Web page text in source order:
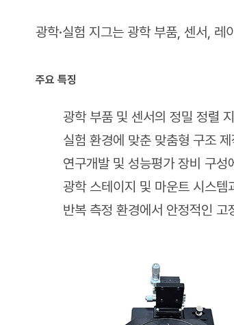
광학·실험 지그는 광학 부품, 센서,
주요 특징
광학 부품 및 센서의 정밀 정렬
실험 환경에 맞춘 맞춤형 구조
연구개발 및 성능평가 장비 구성
광학 스테이지 및 마운트 시스템
반복 측정 환경에서 안정적인 고